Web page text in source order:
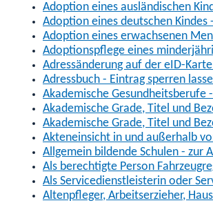
Adoption eines ausländischen
Adoption eines deutschen Kindes
Adoption eines erwachsenen
Adoptionspflege eines
Adressänderung auf der eID-
Adressbuch - Eintrag sperren
Akademische Gesundheitsberufe
Akademische Grade, Titel und
Akademische Grade, Titel und
Akteneinsicht in und außerhalb
Allgemein bildende Schulen - zur
Als berechtigte Person
Als Servicedienstleisterin oder
Altenpfleger, Arbeitserzieher,